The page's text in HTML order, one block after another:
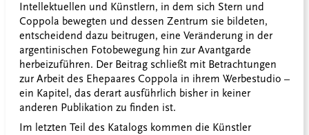
Intellektuellen und Künstlern, in dem sich Stern und
Coppola bewegten und dessen Zentrum sie bildeten,
entscheidend dazu beitrugen, eine Veränderung in der
argentinischen Fotobewegung hin zur Avantgarde
herbeizuführen. Der Beitrag schließt mit Betrachtungen
zur Arbeit des Ehepaares Coppola in ihrem Werbestudio –
ein Kapitel, das derart ausführlich bisher in keiner
anderen Publikation zu finden ist.
Im letzten Teil des Katalogs kommen die Künstler